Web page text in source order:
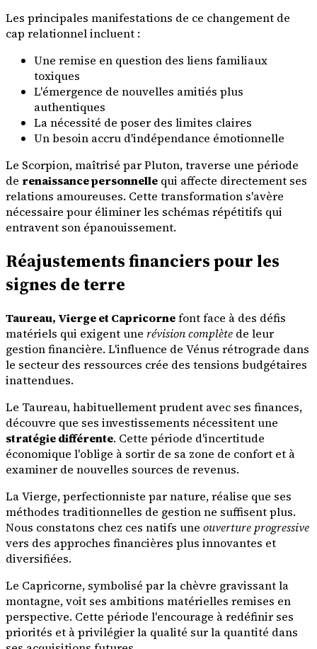
Les principales manifestations de ce changement de
cap relationnel incluent :
Une remise en question des liens familiaux
toxiques
L'émergence de nouvelles amitiés plus
authentiques
La nécessité de poser des limites claires
Un besoin accru d'indépendance émotionnelle
Le Scorpion, maîtrisé par Pluton, traverse une période
de renaissance personnelle qui affecte directement ses
relations amoureuses. Cette transformation s'avère
nécessaire pour éliminer les schémas répétitifs qui
entravent son épanouissement.
Réajustements financiers pour les
signes de terre
Taureau, Vierge et Capricornefont face à des défis
matériels qui exigent une révision complète de leur
gestion financière. L'influence de Vénus rétrograde dans
le secteur des ressources crée des tensions budgétaires
inattendues.
Le Taureau, habituellement prudent avec ses finances,
découvre que ses investissements nécessitent une
stratégie différente. Cette période d'incertitude
économique l'oblige à sortir de sa zone de confort et à
examiner de nouvelles sources de revenus.
La Vierge, perfectionniste par nature, réalise que ses
méthodes traditionnelles de gestion ne suffisent plus.
Nous constatons chez ces natifs une ouverture progressive
vers des approches financières plus innovantes et
diversifiées.
Le Capricorne, symbolisé par la chèvre gravissant la
montagne, voit ses ambitions matérielles remises en
perspective. Cette période l'encourage à redéfinir ses
priorités et à privilégier la qualité sur la quantité dans